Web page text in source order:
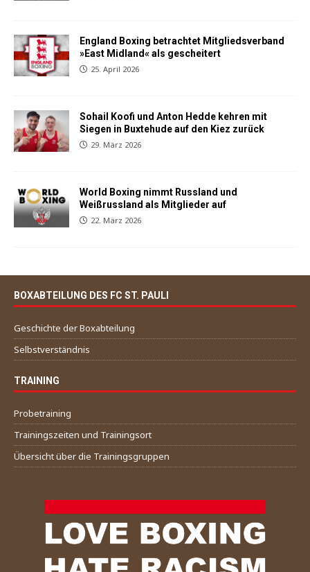
England Boxing betrachtet Mitgliedsverband
»East Midland« als gescheitert
25. April 2026
Sohail Koofi und Anton Hedde kehren mit
Siegen in Buxtehude auf den Kiez zurück
29. März 2026
World Boxing nimmt Russland und
Weißrussland als Mitglieder auf
22. März 2026
BOXABTEILUNG DES FC ST. PAULI
Geschichte der Boxabteilung
Selbstverständnis
TRAINING
Probetraining
Trainingszeiten und Trainingsort
Übersicht über die Trainingsgruppen